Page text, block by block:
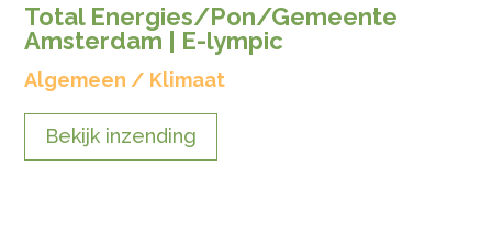
Total Energies/Pon/Gemeente
Amsterdam | E-lympic
Algemeen / Klimaat
Bekijk inzending